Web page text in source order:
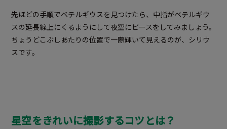
先ほどの手順でベテルギウスを見つけたら、中指がベテルギウ
スの延長線上にくるようにして夜空にピースをしてみましょう。
ちょうどこぶしあたりの位置で一際輝いて見えるのが、シリウ
スです。
星空をきれいに撮影するコツとは？